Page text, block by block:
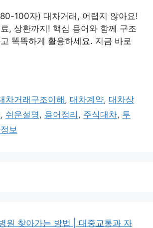
100자) 대차거래, 어렵지 않아요!
, 상환까지! 핵심 용어와 함께 구조
똑똑하게 활용하세요. 지금 바로
차거래구조이해 ,대차계약,대차상
, 쉬운설명 , 용어정리 , 주식대차, 투
보
원 찾아가는 방법 | 대중교통과 자